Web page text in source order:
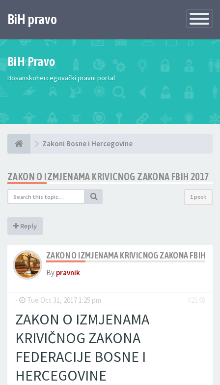
Toggle
BiH pravo
BiH Pravo
Bosanskohercegovački pravni portal
Zakoni Bosne i Hercegovine
ZAKON O IZMJENAMA KRIVICNOG ZAKONA FBIH 2017
1 post
Reply
ZAKON O IZMJENAMA KRIVICNOG ZAKONA FBIH
By pravnik
- Tue Oct 31, 2017 1:25 pm #2148
ZAKON O IZMJENAMA
KRIVIČNOG ZAKONA
FEDERACIJE BOSNE I
HERCEGOVINE